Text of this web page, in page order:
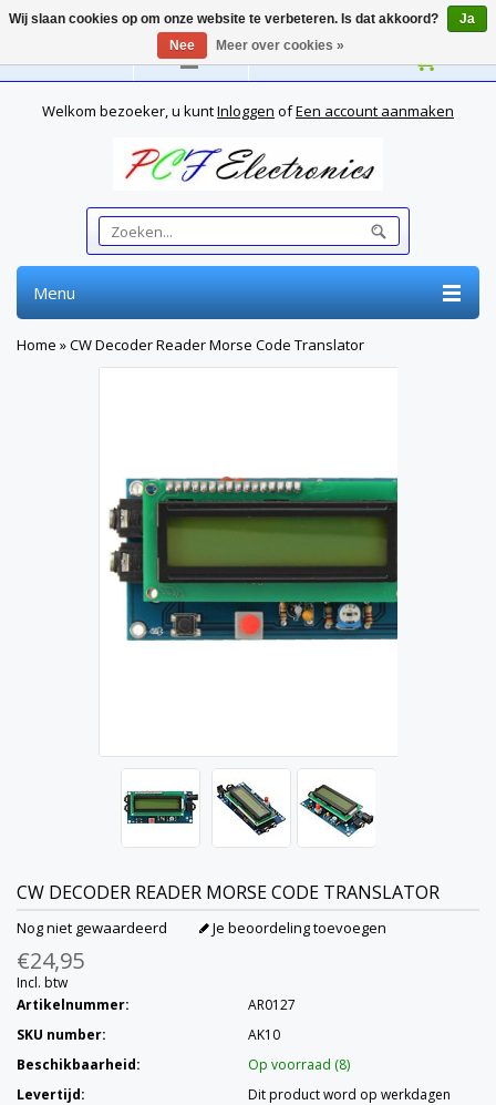
Nederlands
Welkom bezoeker, u kuntInloggen ofEen account aanmaken
Menu
Home »CW Decoder Reader Morse Code Translator
CW DECODER READER MORSE CODE TRANSLATOR
Nog niet gewaardeerd Je beoordeling toevoegen
€24,95
Incl. btw
Artikelnummer:
AR0127
SKU number:
AK10
Beschikbaarheid:
Op voorraad (8)
Levertijd:
Dit product word op werkdagen
Wij slaan cookies op om onze website te verbeteren. Is dat akkoord?
Ja
Nee
Meer over cookies »